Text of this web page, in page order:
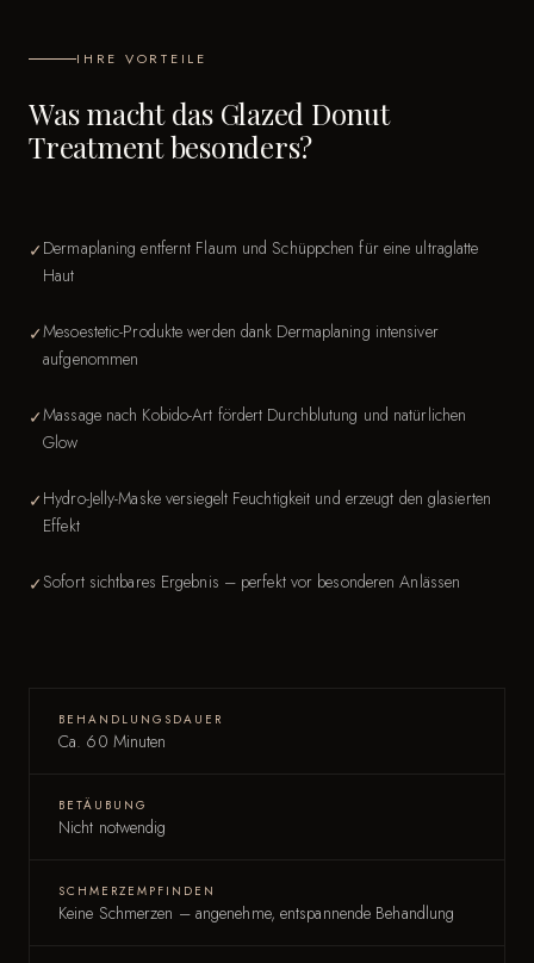
IHRE VORTEILE
Was macht das Glazed Donut
Treatment besonders?
✓Dermaplaning entfernt Flaum und Schüppchen für eine ultraglatte
Haut
✓Mesoestetic-Produkte werden dank Dermaplaning intensiver
aufgenommen
✓Massage nach Kobido-Art fördert Durchblutung und natürlichen
Glow
✓Hydro-Jelly-Maske versiegelt Feuchtigkeit und erzeugt den glasierten
Effekt
✓Sofort sichtbares Ergebnis – perfekt vor besonderen Anlässen
BEHANDLUNGSDAUER
Ca. 60 Minuten
BETÄUBUNG
Nicht notwendig
SCHMERZEMPFINDEN
Keine Schmerzen – angenehme, entspannende Behandlung